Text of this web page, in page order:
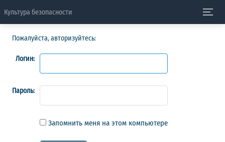
Культура безопасности
Пожалуйста, авторизуйтесь:
Логин:
Пароль:
Запомнить меня на этом компьютере